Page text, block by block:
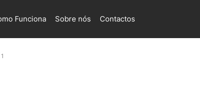
Funciona Sobre nós Contactos